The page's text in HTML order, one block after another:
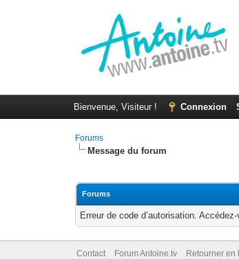
Bienvenue, Visiteur ! Connexion
Forums
Message du forum
Forums
Erreur de code d’autorisation.
Contact Forum Antoine.tv Retourner en